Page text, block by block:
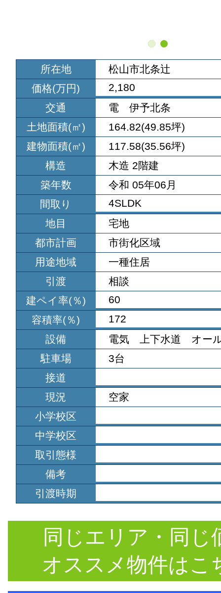
所在地
松山市北条辻
価格(万円)
2,180
交通
電 伊予北条
土地面積(㎡)
164.82(49.85坪)
建物面積(㎡)
117.58(35.56坪)
構造
木造 2階建
築年数
令和 05年06月
間取り
4SLDK
地目
宅地
都市計画
市街化区域
用途地域
一種住居
引渡
相談
建ペイ率(％)
60
容積率(％)
172
設備
電気 上下水道 オー
駐車場
3台
接道
現況
空家
小学校区
中学校区
取引態様
備考
引渡時期
同じエリア・同じ
オススメ物件はこ